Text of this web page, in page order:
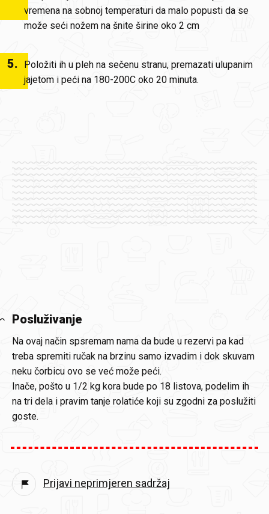
vremena na sobnoj temperaturi da malo popusti da se
može seći nožem na šnite širine oko 2 cm
5.
Položiti ih u pleh na sečenu stranu, premazati ulupanim
jajetom i peći na 180-200C oko 20 minuta.
Posluživanje
Na ovaj način spsremam nama da bude u rezervi pa kad
treba spremiti ručak na brzinu samo izvadim i dok skuvam
neku čorbicu ovo se već može peći.
Inače, pošto u 1/2 kg kora bude po 18 listova, podelim ih
na tri dela i pravim tanje rolatiće koji su zgodni za poslužiti
goste.
Prijavi neprimjeren sadržaj